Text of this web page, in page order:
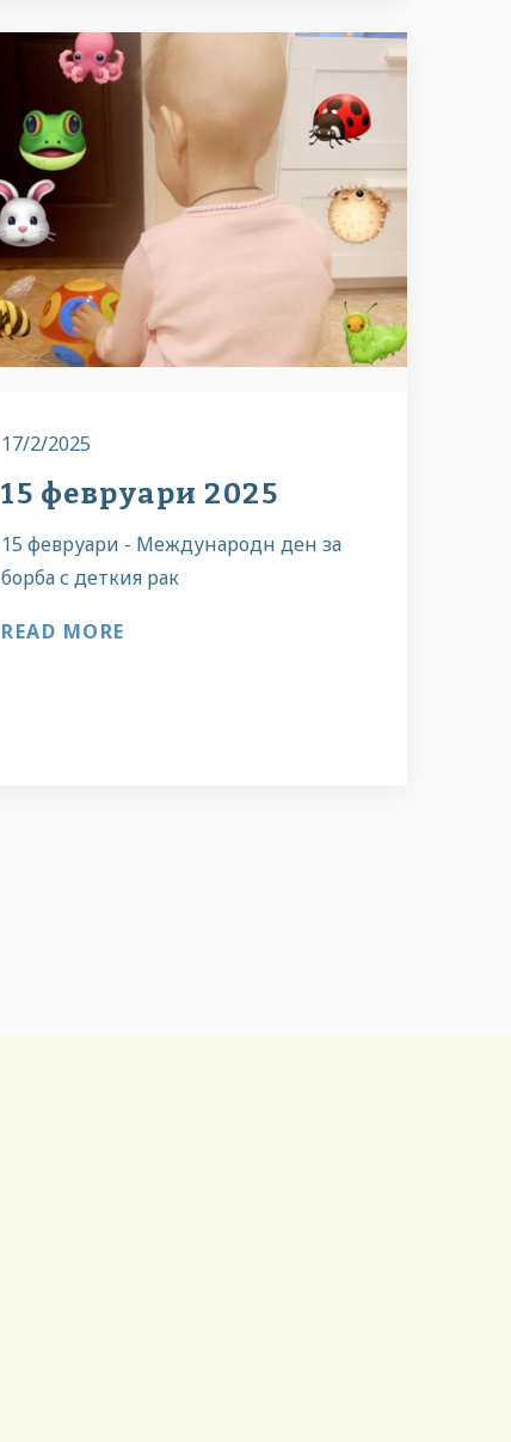
17/2/2025
15 февруари 2025
15 февруари - Международн ден за
борба с деткия рак
READ MORE